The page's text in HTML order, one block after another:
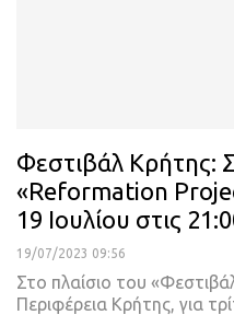
Φεστιβάλ Κρήτης:
«Reformation
19 Ιουλίου στις
19/07/2023 09:56
Στο πλαίσιο του
Περιφέρεια Κρήτης, για